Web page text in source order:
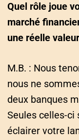
Quel rôle joue
marché
une réelle
M.B. : Nous
nous ne
deux banques
Seules celles-ci
éclairer votre